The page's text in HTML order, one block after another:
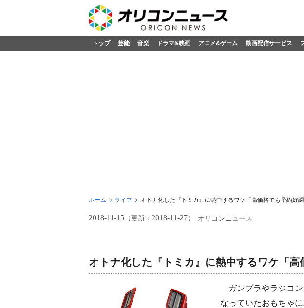
トップ 芸能 音楽 ドラマ&映画 アニメ&ゲーム 動画配信サービス
ホーム ライフ オトナ化した『トミカ』に熱中するワケ「高価格でも予約好調
2018-11-15 （更新： 2018-11-27） オリコンニュース
オトナ化した『トミカ』に熱中するワケ「高
ガンプラやラジコン
なっていたおもちゃ